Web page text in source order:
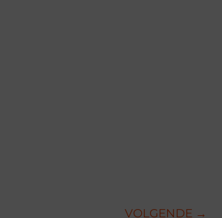
VOLGENDE →